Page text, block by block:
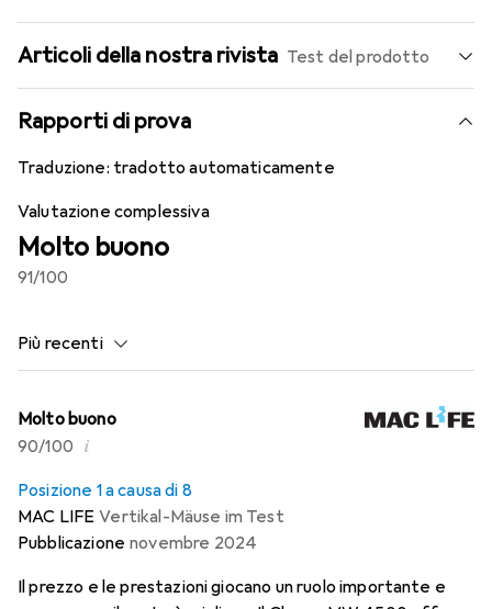
Articoli della nostra rivista Test del prodotto
Rapporti di prova
Traduzione: tradotto automaticamente
Valutazione complessiva
Molto buono
91/100
Più recenti
Molto buono
90/100 i
Posizione 1 a causa di 8
MAC LIFE Vertikal-Mäuse im Test
Pubblicazione novembre 2024
Il prezzo e le prestazioni giocano un ruolo importante e